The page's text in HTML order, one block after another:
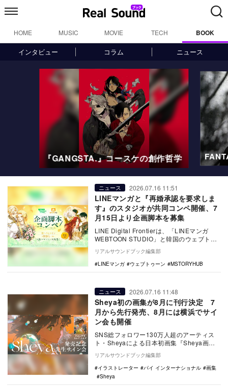
HOME MUSIC MOVIE TECH BOOK
インタビュー コラム ニュース
FANTASTICS 佐藤大樹、6年間の成
阿川
ニュース 2026.07.16 11:51
LINEマンガと『再婚承認を要求しま
す』のスタジオが共同コンペ開催、7
月15日より企画脚本を募集
LINE Digital Frontierは、「LINEマンガ
WEBTOON STUDIO」と韓国のウェブトゥ
ーン制作スタジオ…
リアルサウンドブック編集部
LINEマンガ
ウェブトゥーン MSTORYHUB
ニュース 2026.07.16 11:48
Sheya初の画集が8月に刊行決定 7
月から先行発売、8月には横浜でサイ
ン会も開催
SNS総フォロワー130万人超のアーティス
ト・Sheyaによる日本初画集『Sheya画
集 失わず、忘れず』が8月21日にパイ
イ…
リアルサウンドブック編集部
イラストレーター
パイ インターナショナル
画集
Sheya